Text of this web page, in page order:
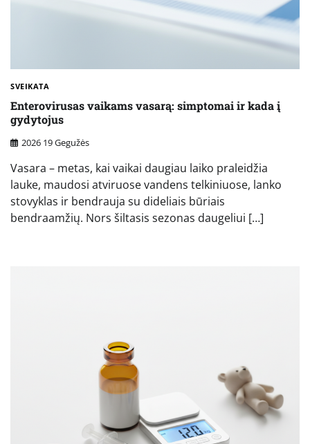
SVEIKATA
Enterovirusas vaikams vasarą: simptomai ir kada į
gydytojus
2026 19 Gegužės
Vasara – metas, kai vaikai daugiau laiko praleidžia
lauke, maudosi atviruose vandens telkiniuose, lanko
stovyklas ir bendrauja su dideliais būriais
bendraamžių. Nors šiltasis sezonas daugeliui […]